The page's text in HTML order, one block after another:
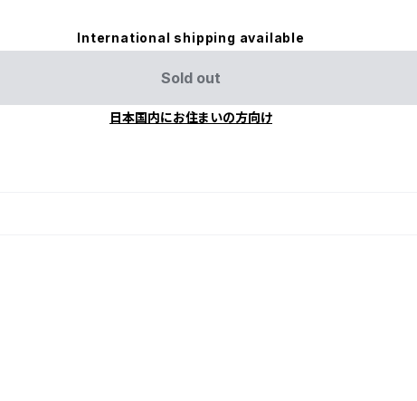
International shipping available
Sold out
日本国内にお住まいの方向け